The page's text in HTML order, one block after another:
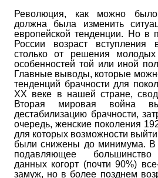
Революция, как можно
должна была изменить
европейской тенденции. Но в
России возраст
столько от решения
особенностей той или иной
Главные выводы, которые
тенденций брачности для
XX веке в нашей стране,
Вторая мировая война
дестабилизацию брачности,
очередь, женские поколения
для которых возможности
были снижены до минимума. В
подавляющее большинство
данных когорт (почти 90%)
замуж, но в более позднем